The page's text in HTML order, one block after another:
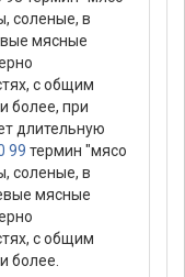
соленые, в
мясные
с общим
более, при
длительную
99 термин "мясо
соленые, в
мясные
с общим
более.